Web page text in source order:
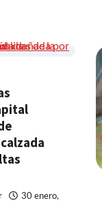
30 enero,